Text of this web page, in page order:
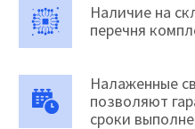
Наличие на
перечня
Налаженные
позволяют
сроки